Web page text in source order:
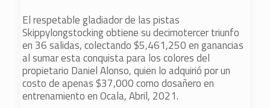
El respetable gladiador de las pistas
Skippylongstocking obtiene su decimotercer triunfo
en 36 salidas, colectando $5,461,250 en ganancias
al sumar esta conquista para los colores del
propietario Daniel Alonso, quien lo adquirió por un
costo de apenas $37,000 como dosañero en
entrenamiento en Ocala, Abril, 2021.